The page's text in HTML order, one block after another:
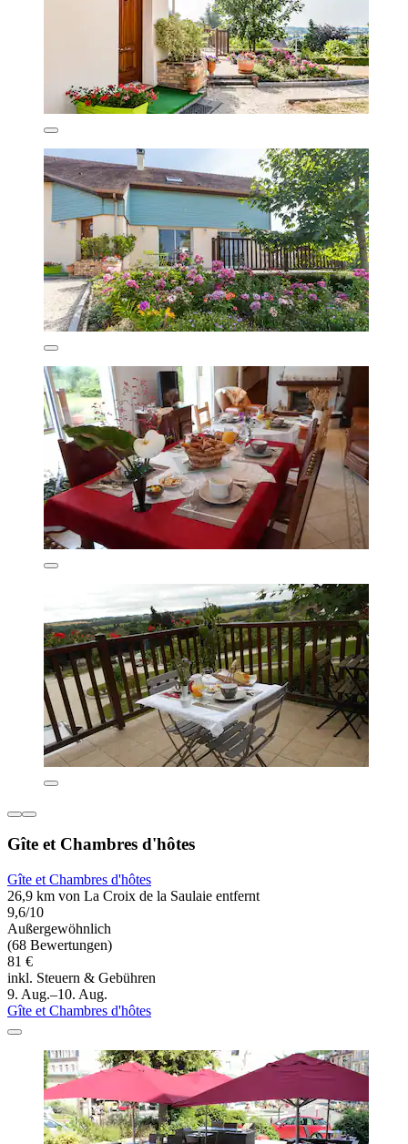
Gîte et Chambres d'hôtes
Gîte et Chambres d'hôtes
26,9 km von La Croix de la Saulaie entfernt
9,6/10
Außergewöhnlich
(68 Bewertungen)
81 €
inkl. Steuern & Gebühren
9. Aug.–10. Aug.
Gîte et Chambres d'hôtes